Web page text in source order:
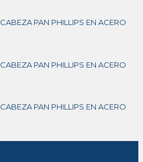
PAN PHILLIPS EN ACERO
PAN PHILLIPS EN ACERO
PAN PHILLIPS EN ACERO